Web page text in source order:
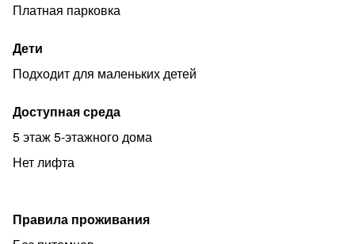
✓ Командированным предоставляем все виды
Добро пожаловать в город Воркута, арендуйте у нас в
удобное время квартиру посуточно и на длительный
Платная парковка
Дети
Подходит для маленьких детей
Доступная среда
5 этаж 5-этажного дома
Нет лифта
Правила проживания